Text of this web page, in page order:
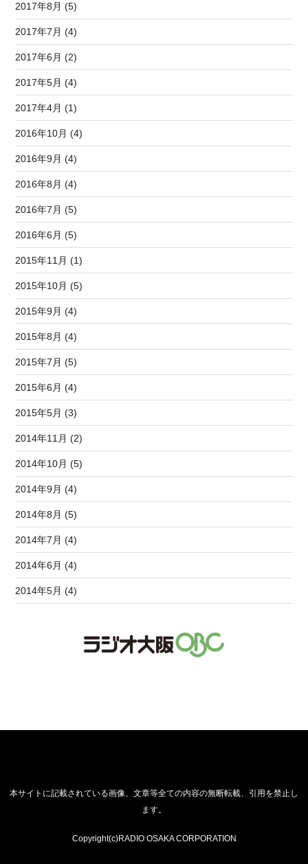
2017年8月 (5)
2017年7月 (4)
2017年6月 (2)
2017年5月 (4)
2017年4月 (1)
2016年10月 (4)
2016年9月 (4)
2016年8月 (4)
2016年7月 (5)
2016年6月 (5)
2015年11月 (1)
2015年10月 (5)
2015年9月 (4)
2015年8月 (4)
2015年7月 (5)
2015年6月 (4)
2015年5月 (3)
2014年11月 (2)
2014年10月 (5)
2014年9月 (4)
2014年8月 (5)
2014年7月 (4)
2014年6月 (4)
2014年5月 (4)
本サイトに記載されている画像、文章等全ての内容の無断転載、引用を禁止し
ます。
Copyright(c)RADIO OSAKA CORPORATION